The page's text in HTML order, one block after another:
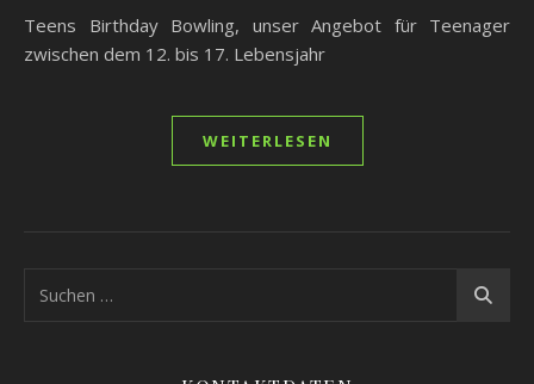
Teens Birthday Bowling, unser Angebot für Teenager
zwischen dem 12. bis 17. Lebensjahr
WEITERLESEN